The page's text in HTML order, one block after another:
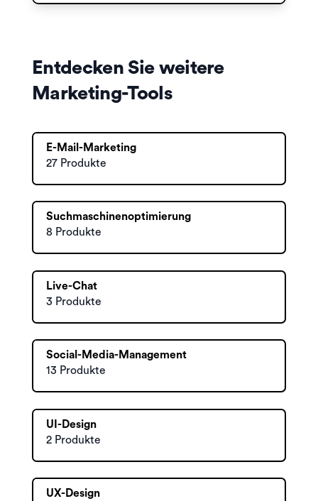
Entdecken Sie weitere
Marketing-Tools
E-Mail-Marketing
27 Produkte
Suchmaschinenoptimierung
8 Produkte
Live-Chat
3 Produkte
Social-Media-Management
13 Produkte
UI-Design
2 Produkte
UX-Design